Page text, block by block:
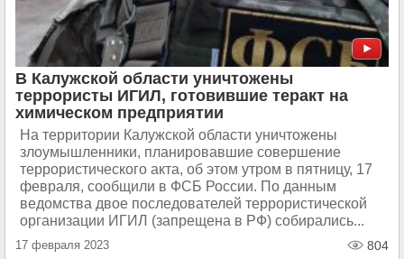
В Калужской области уничтожены
террористы ИГИЛ, готовившие теракт на
химическом предприятии
На территории Калужской области уничтожены
злоумышленники, планировавшие совершение
террористического акта, об этом утром в пятницу, 17
февраля, сообщили в ФСБ России. По данным
ведомства двое последователей террористической
организации ИГИЛ (запрещена в РФ) собирались...
17 февраля 2023 804